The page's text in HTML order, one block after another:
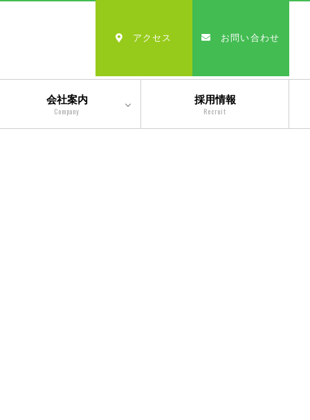
会社案内
Company
採用情報
Recruit
アクセス お問い合わせ